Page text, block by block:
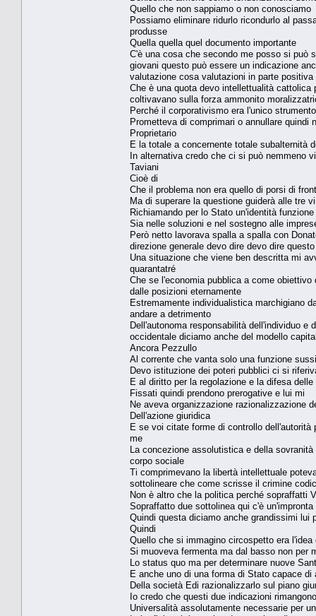
Quello che non sappiamo o non conosciamo
Possiamo eliminare ridurlo ricondurlo al
produsse
Quella quella quel documento importante
C'è una cosa che secondo me posso si può
giovani questo può essere un indicazione
valutazione cosa valutazioni in parte positiva
Che è una quota devo intellettualità
coltivavano sulla forza ammonito
Perché il corporativismo era l'unico
Prometteva di comprimari o annullare quindi
Proprietario
E la totale a concernente totale subalternità
In alternativa credo che ci si può nemmeno
Taviani
Cioè di
Che il problema non era quello di porsi di
Ma di superare la questione guiderà alle tre
Richiamando per lo Stato un'identità
Sia nelle soluzioni e nel sostegno alle
Però netto lavorava spalla a spalla con
direzione generale devo dire devo dire questo
Una situazione che viene ben descritta mi
quarantatré
Che se l'economia pubblica a come
dalle posizioni eternamente
Estremamente individualistica marchigiano
andare a detrimento
Dell'autonoma responsabilità dell'individuo
occidentale diciamo anche del modello
Ancora Pezzullo
Al corrente che vanta solo una funzione
Devo istituzione dei poteri pubblici ci si
E al diritto per la regolazione e la difesa
Fissati quindi prendono prerogative e lui mi
Ne aveva organizzazione razionalizzazione
Dell'azione giuridica
E se voi citate forme di controllo
me
La concezione assolutistica e della
corpo sociale
Ti comprimevano la libertà intellettuale
sottolineare che come scrisse il crimine
Non è altro che la politica perché sopraffatti
Sopraffatto due sottolinea qui c'è
Quindi questa diciamo anche grandissimi lui
Quindi
Quello che si immagino circospetto era
Si muoveva fermenta ma dal basso non per
Lo status quo ma per determinare nuove
E anche uno di una forma di Stato capace di
Della società Edi razionalizzarlo sul piano
Io credo che questi due indicazioni
Universalità assolutamente necessarie per